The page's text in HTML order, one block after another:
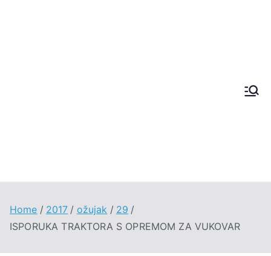
Techno
Home 2017 ožujak
29
ISPORUKA TRAKTORA S OPREMOM ZA VUKOVAR